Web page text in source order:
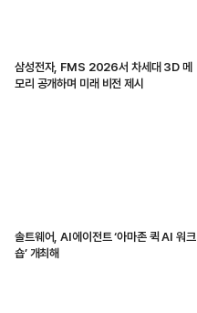
삼성전자, FMS 2026서 차세대 3D 메
모리 공개하며 미래 비전 제시
솔트웨어, AI에이전트 ‘아마존 퀵 AI 워크
숍’ 개최해